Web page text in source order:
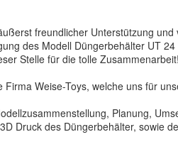
freundlicher Unterstützung
des Modell Düngerbehälter UT 24
Stelle für die tolle Zusammenarbeit!
Firma Weise-Toys, welche uns für
Planung,
Druck des Düngerbehälter, sowie